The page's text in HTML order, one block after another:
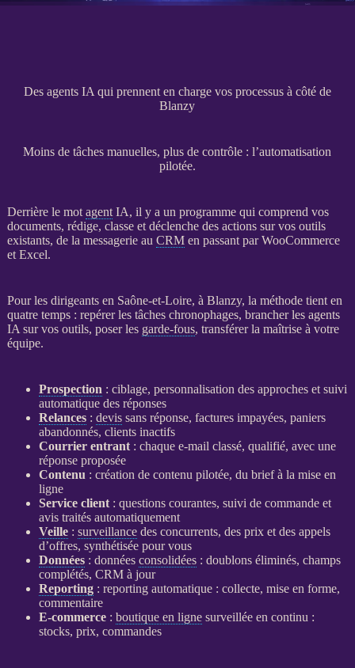
Des agents IA qui prennent en charge vos processus à côté de
Blanzy
Moins de tâches manuelles, plus de contrôle : l’automatisation
pilotée.
Derrière le mot agent IA, il y a un programme qui comprend vos
documents, rédige, classe et déclenche des actions sur vos outils
existants, de la messagerie au CRMen passant parWooCommerce
et Excel.
Pour les dirigeants en Saône-et-Loire, à Blanzy, la méthode tient en
quatre temps : repérer les tâches chronophages, brancher les agents
IA sur vos outils, poser les garde-fous, transférer la maîtrise à votre
équipe.
Prospection : ciblage, personnalisation des approches et suivi
automatique des réponses
Relances: devissans réponse, factures impayées, paniers
abandonnés, clients inactifs
Courrier entrant: chaque e-mail classé, qualifié, avec une
réponse proposée
Contenu : création de contenu pilotée, du brief à la mise en
ligne
Service client: questions courantes, suivi de commande et
avis traités automatiquement
Veille: surveillancedes concurrents, des prix et des appels
d’offres, synthétisée pour vous
Données: données consolidées: doublons éliminés, champs
complétés, CRMà jour
Reporting: reportingautomatique : collecte, mise en forme,
commentaire
E-commerce: boutique en lignesurveillée en continu :
stocks, prix, commandes